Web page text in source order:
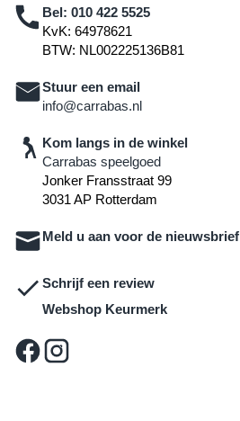
Bel: 010 422 5525
KvK: 64978621
BTW: NL002225136B81
Stuur een email
info@carrabas.nl
Kom langs in de winkel
Carrabas speelgoed
Jonker Fransstraat 99
3031 AP Rotterdam
Meld u aan voor de nieuwsbrief
Schrijf een review
Webshop Keurmerk